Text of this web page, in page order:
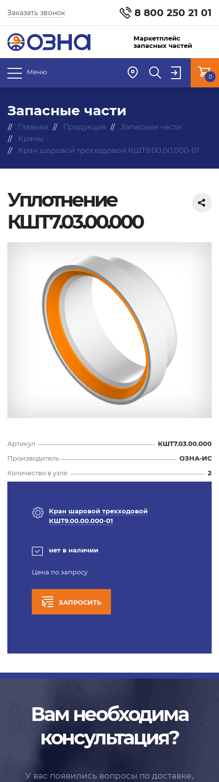
8 800 250 21 01
Заказать звонок
Маркетплейс
запасных частей
Меню
0
Запасные части
Главная Продукция
Запасные части
Краны
Кран шаровой трехходовой КШТ9.00.00.000-01
Уплотнение
КШТ7.03.00.000
Артикул
КШТ7.03.00.000
Производитель
ОЗНА-ИС
Количество в узле
2
Кран шаровой трехходовой
КШТ9.00.00.000-01
нет в наличии
Цена по запросу
ЗАПРОСИТЬ
Вам необходима
консультация?
У вас появились вопросы по доставке,